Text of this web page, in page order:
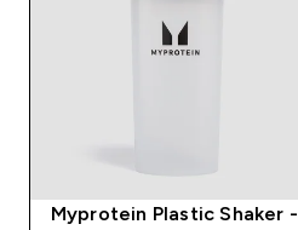
Myprotein Plastic Shaker -